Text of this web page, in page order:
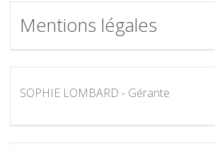
Mentions légales
SOPHIE LOMBARD - Gérante